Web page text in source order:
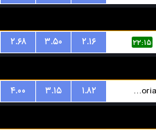
۲۲:۱۵ ۲.۱۶ ۳.۵۰
۲.۶۸
Vitoria Guimaraes B ۱.۸۲ ۳.۱۵
۴.۰۰